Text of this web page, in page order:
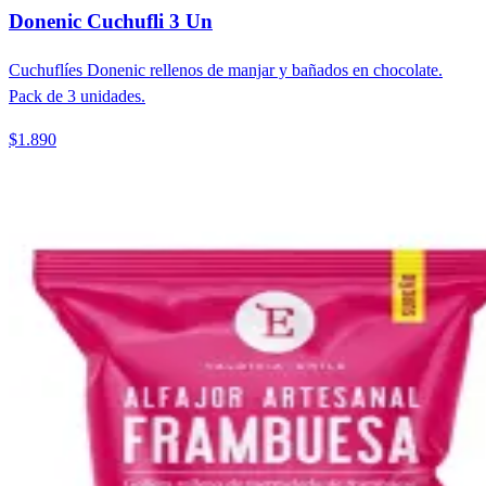
Donenic Cuchufli 3 Un
Cuchuflíes Donenic rellenos de manjar y bañados en chocolate.
Pack de 3 unidades.
$1.890